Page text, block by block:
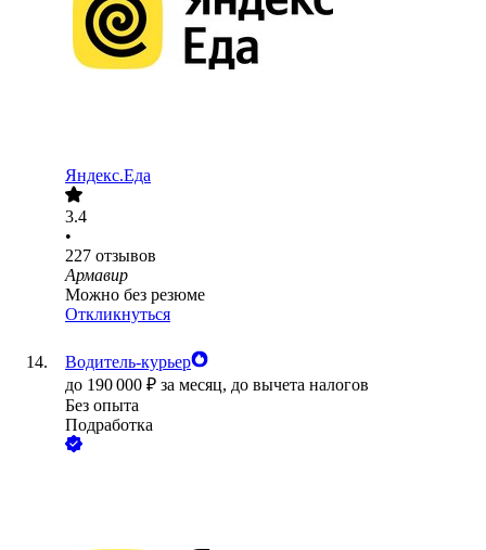
Яндекс.Еда
3.4
•
227 отзывов
Армавир
Можно без резюме
Откликнуться
Водитель-курьер
до 190 000 ₽ за месяц, до вычета налогов
Без опыта
Подработка